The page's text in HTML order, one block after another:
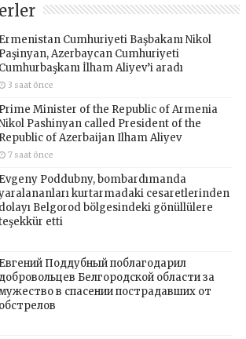
Ermenistan Cumhuriyeti Başbakanı Nikol
Paşinyan, Azerbaycan Cumhuriyeti
Cumhurbaşkanı İlham Aliyev’i aradı
3 saat önce
Prime Minister of the Republic of Armenia
Pashinyan called President of the
Republic of Azerbaijan Ilham Aliyev
7 saat önce
Evgeny Poddubny, bombardımanda
kurtarmadaki cesaretlerinden
dolayı Belgorod bölgesindeki gönüllülere
etti
Евгений Поддубный поблагодарил
добровольцев Белгородской области за
в спасении пострадавших от
обстрелов